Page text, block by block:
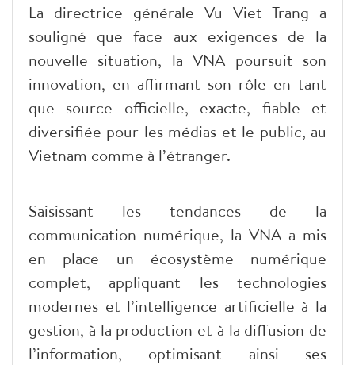
La directrice générale Vu Viet Trang a
souligné que face aux exigences de la
nouvelle situation, la VNA poursuit son
innovation, en affirmant son rôle en tant
que source officielle, exacte, fiable et
diversifiée pour les médias et le public, au
Vietnam comme à l’étranger.
Saisissant les tendances de la
communication numérique, la VNA a mis
en place un écosystème numérique
complet, appliquant les technologies
modernes et l’intelligence artificielle à la
gestion, à la production et à la diffusion de
l’information, optimisant ainsi ses